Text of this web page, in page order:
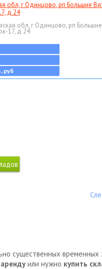
обл, г Одинцово, рп Большие
д 24
обл, г Одинцово, рп
17, д 24
руб
существенных
или нужно купить